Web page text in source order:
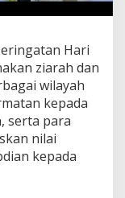
Hari
ziarah dan
wilayah
kepada
serta para
nilai
kepada